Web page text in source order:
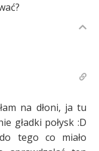
na dłoni, ja tu
gładki połysk :D
tego co miało